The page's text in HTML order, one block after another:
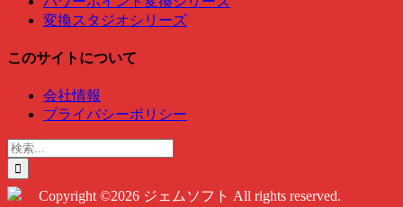
変換スタジオシリーズ
このサイトについて
会社情報
プライバシーポリシー
検
索
…
Copyright ©2026 ジェムソフト All rights reserved.